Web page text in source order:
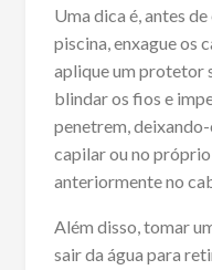
Uma dica é, antes
piscina, enxague os
aplique um protetor
blindar os fios e
penetrem,
capilar ou no
anteriormente no
Além disso, tomar
sair da água para